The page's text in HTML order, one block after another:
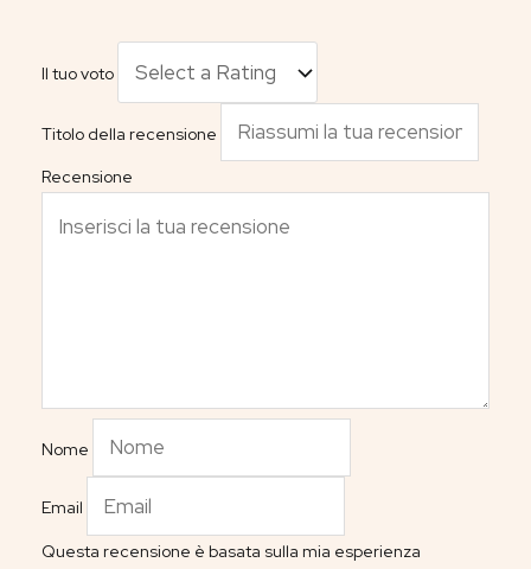
Il tuo voto
Titolo della recensione
Recensione
Nome
Email
Questa recensione è basata sulla mia esperienza